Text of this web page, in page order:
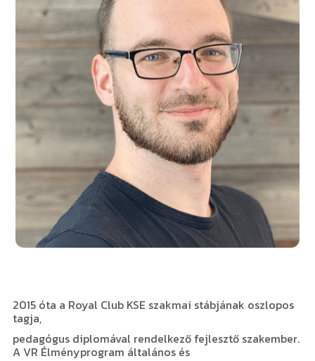
2015 óta a Royal Club KSE szakmai stábjának oszlopos
tagja,
pedagógus diplomával rendelkező fejlesztő szakember.
A VR Élményprogram általános és